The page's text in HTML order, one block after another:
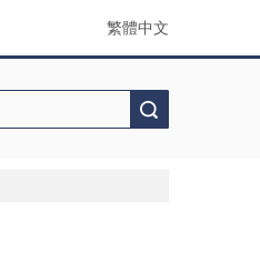
繁體中文